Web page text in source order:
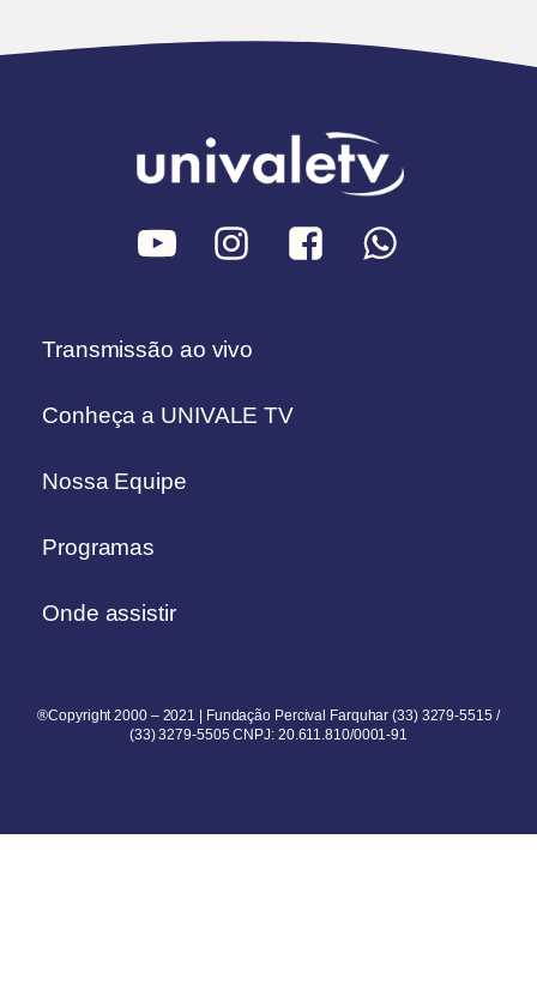
Transmissão ao vivo
Conheça a UNIVALE TV
Nossa Equipe
Programas
Onde assistir
®Copyright 2000 – 2021 | Fundação Percival Farquhar (33) 3279-5515 /
(33) 3279-5505 CNPJ: 20.611.810/0001-91